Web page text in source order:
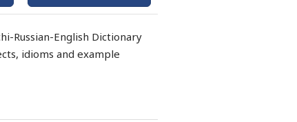
Russian-English Dictionary
idioms and example